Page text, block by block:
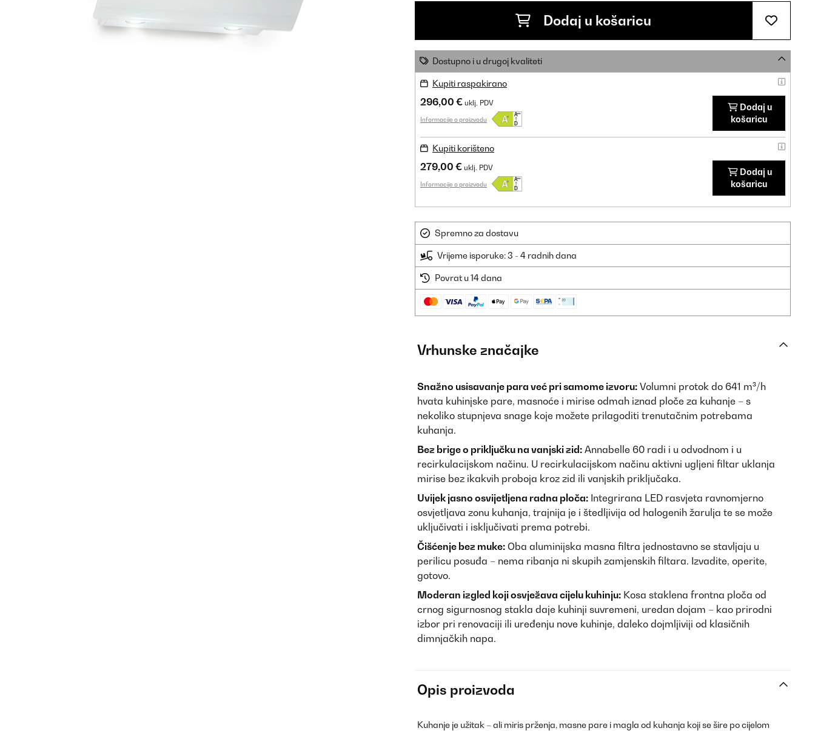
Dodaj u košaricu
Dostupno i u drugoj kvaliteti
Kupiti raspakirano
296,00 € uklj. PDV
Informacije o proizvodu
Dodaj u
košaricu
Kupiti korišteno
279,00 € uklj. PDV
Informacije o proizvodu
Dodaj u
košaricu
Spremno za dostavu
Vrijeme isporuke: 3 - 4 radnih dana
Povrat u 14 dana
Vrhunske značajke
Snažno usisavanje para već pri samome izvoru: Volumni protok do 641 m³/h
hvata kuhinjske pare, masnoće i mirise odmah iznad ploče za kuhanje – s
nekoliko stupnjeva snage koje možete prilagoditi trenutačnim potrebama
kuhanja.
Bez brige o priključku na vanjski zid: Annabelle 60 radi i u odvodnom i u
recirkulacijskom načinu. U recirkulacijskom načinu aktivni ugljeni filtar uklanja
mirise bez ikakvih proboja kroz zid ili vanjskih priključaka.
Uvijek jasno osvijetljena radna ploča: Integrirana LED rasvjeta ravnomjerno
osvjetljava zonu kuhanja, trajnija je i štedljivija od halogenih žarulja te se može
uključivati i isključivati prema potrebi.
Čišćenje bez muke: Oba aluminijska masna filtra jednostavno se stavljaju u
perilicu posuđa – nema ribanja ni skupih zamjenskih filtara. Izvadite, operite,
gotovo.
Moderan izgled koji osvježava cijelu kuhinju: Kosa staklena frontna ploča od
crnog sigurnosnog stakla daje kuhinji suvremeni, uredan dojam – kao prirodni
izbor pri renovaciji ili uređenju nove kuhinje, daleko dojmljiviji od klasičnih
dimnjačkih napa.
Opis proizvoda
Kuhanje je užitak – ali miris prženja, masne pare i magla od kuhanja koji se šire po cijelom